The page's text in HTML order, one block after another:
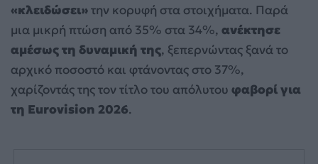
«κλειδώσει»την κορυφή στα στοιχήματα. Παρά
μια μικρή πτώση από 35% στα 34%, ανέκτησε
αμέσως τη δυναμική της, ξεπερνώντας ξανά το
αρχικό ποσοστό και φτάνοντας στο 37%,
χαρίζοντάς της τον τίτλο του απόλυτου φαβορί για
τη Eurovision 2026.